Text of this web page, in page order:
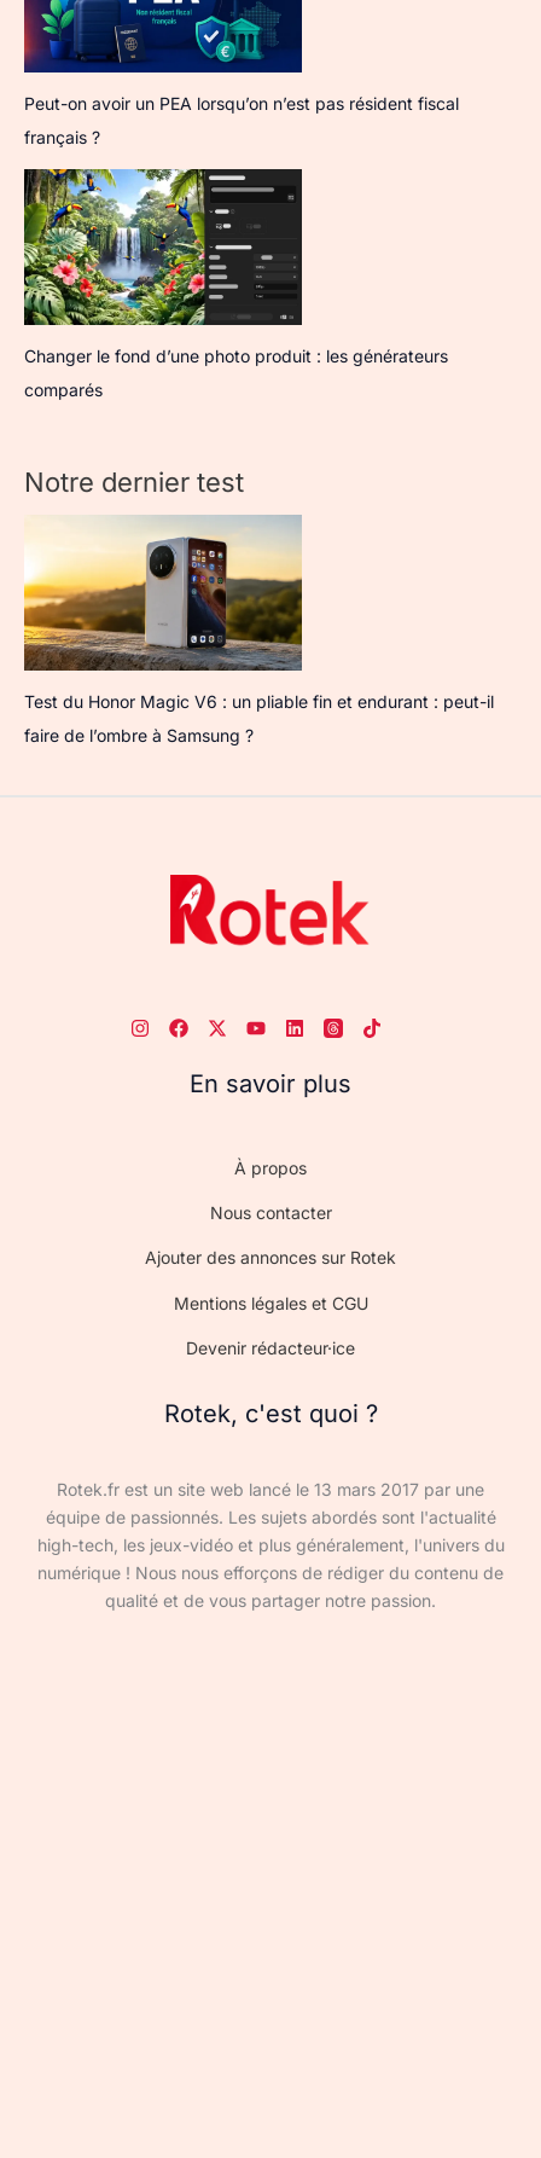
Peut-on avoir un PEA lorsqu’on n’est pas résident fiscal
français ?
Changer le fond d’une photo produit : les générateurs
comparés
Notre dernier test
Test du Honor Magic V6 : un pliable fin et endurant : peut-il
faire de l’ombre à Samsung ?
En savoir plus
À propos
Nous contacter
Ajouter des annonces sur Rotek
Mentions légales et CGU
Devenir rédacteur·ice
Rotek, c'est quoi ?
Rotek.fr est un site web lancé le 13 mars 2017 par une
équipe de passionnés. Les sujets abordés sont l'actualité
high-tech, les jeux-vidéo et plus généralement, l'univers du
numérique ! Nous nous efforçons de rédiger du contenu de
qualité et de vous partager notre passion.